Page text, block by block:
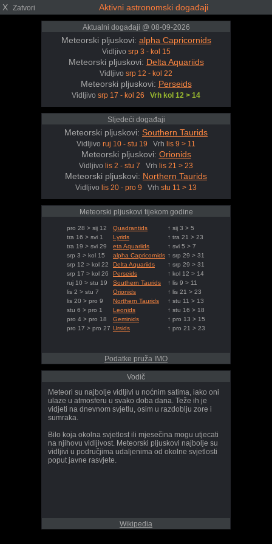
X Zatvori Aktivni astronomski događaji
Aktualni događaji @ 08-09-2026
Meteorski pljuskovi: alpha Capricornids
Vidljivo srp 3 - kol 15
Meteorski pljuskovi: Delta Aquariids
Vidljivo srp 12 - kol 22
Meteorski pljuskovi: Perseids
Vidljivo srp 17 - kol 26 Vrh kol 12 > 14
Sljedeći događaji
Meteorski pljuskovi: Southern Taurids
Vidljivo ruj 10 - stu 19 Vrh lis 9 > 11
Meteorski pljuskovi: Orionids
Vidljivo lis 2 - stu 7 Vrh lis 21 > 23
Meteorski pljuskovi: Northern Taurids
Vidljivo lis 20 - pro 9 Vrh stu 11 > 13
Meteorski pljuskovi tijekom godine
pro 28 > sij 12 Quadrantids
↑ sij 3 > 5
tra 16 > svi 1
Lyrids
↑ tra 21 > 23
tra 19 > svi 29
eta Aquariids
↑ svi 5 > 7
srp 3 > kol 15
alpha Capricornids ↑ srp 29 > 31
srp 12 > kol 22
Delta Aquariids
↑ srp 29 > 31
srp 17 > kol 26
Perseids
↑ kol 12 > 14
ruj 10 > stu 19
Southern Taurids
↑ lis 9 > 11
lis 2 > stu 7
Orionids
↑ lis 21 > 23
lis 20 > pro 9
Northern Taurids
↑ stu 11 > 13
stu 6 > pro 1
Leonids
↑ stu 16 > 18
pro 4 > pro 18
Geminids
↑ pro 13 > 15
pro 17 > pro 27 Ursids ↑ pro 21 > 23
Podatke pruža IMO
Vodič
Meteori su najbolje vidljivi u noćnim satima, iako oni
ulaze u atmosferu u svako doba dana. Teže ih je
vidjeti na dnevnom svjetlu, osim u razdoblju zore i
sumraka.
Bilo koja okolna svjetlost ili mjesečina mogu utjecati
na njihovu vidljivost. Meteorski pljuskovi najbolje su
vidljivi u područjima udaljenima od okolne svjetlosti
poput javne rasvjete.
Wikipedia